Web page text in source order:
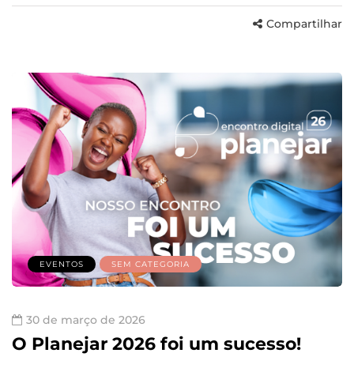
Compartilhar
EVENTOS SEM CATEGORIA
30 de março de 2026
O Planejar 2026 foi um sucesso!